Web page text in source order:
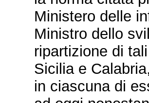
Ministero delle
Ministro dello
ripartizione di
Sicilia e
in ciascuna di